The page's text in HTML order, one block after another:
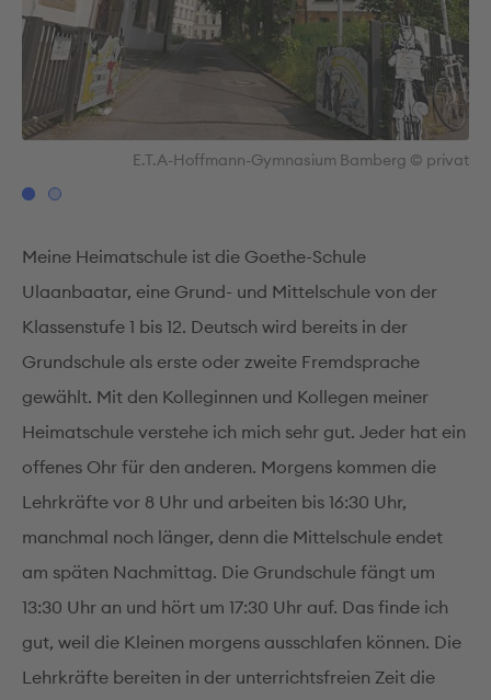
E.T.A-Hoffmann-Gymnasium Bamberg © privat
Meine Heimatschule ist die Goethe-Schule
Ulaanbaatar, eine Grund- und Mittelschule von der
Klassenstufe 1 bis 12. Deutsch wird bereits in der
Grundschule als erste oder zweite Fremdsprache
gewählt. Mit den Kolleginnen und Kollegen meiner
Heimatschule verstehe ich mich sehr gut. Jeder hat ein
offenes Ohr für den anderen. Morgens kommen die
Lehrkräfte vor 8 Uhr und arbeiten bis 16:30 Uhr,
manchmal noch länger, denn die Mittelschule endet
am späten Nachmittag. Die Grundschule fängt um
13:30 Uhr an und hört um 17:30 Uhr auf. Das finde ich
gut, weil die Kleinen morgens ausschlafen können. Die
Lehrkräfte bereiten in der unterrichtsfreien Zeit die